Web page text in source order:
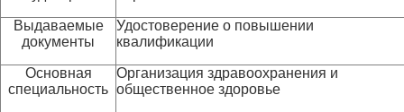
Выдаваемые
документы
Удостоверение о повышении
квалификации
Основная
специальность
Организация здравоохранения и
общественное здоровье